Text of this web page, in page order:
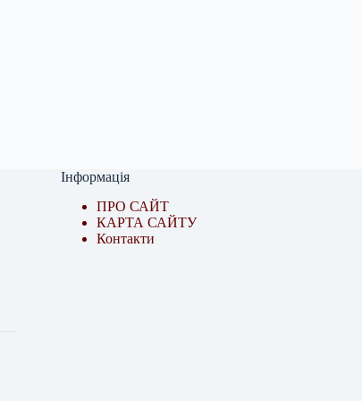
Інформація
ПРО САЙТ
КАРТА САЙТУ
Контакти